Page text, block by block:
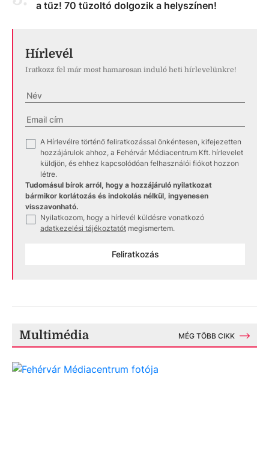
a tűz! 70 tűzoltó dolgozik a helyszínen!
Hírlevél
Iratkozz fel már most hamarosan induló heti hírlevelünkre!
A Hírlevélre történő feliratkozással önkéntesen, kifejezetten
hozzájárulok ahhoz, a Fehérvár Médiacentrum Kft. hírlevelet
küldjön, és ehhez kapcsolódóan felhasználói fiókot hozzon
létre.
Tudomásul bírok arról, hogy a hozzájáruló nyilatkozat
bármikor korlátozás és indokolás nélkül, ingyenesen
visszavonható.
Nyilatkozom, hogy a hírlevél küldésre vonatkozó
adatkezelési tájékoztatót megismertem.
Feliratkozás
Multimédia MÉG TÖBB CIKK